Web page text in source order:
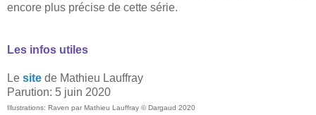
encore plus précise de cette série.
Les infos utiles
Le site de Mathieu Lauffray
Parution: 5 juin 2020
Illustrations: Raven par Mathieu Lauffray © Dargaud 2020